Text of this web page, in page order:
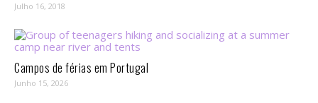
Julho 16, 2018
Campos de férias em Portugal
Junho 15, 2026